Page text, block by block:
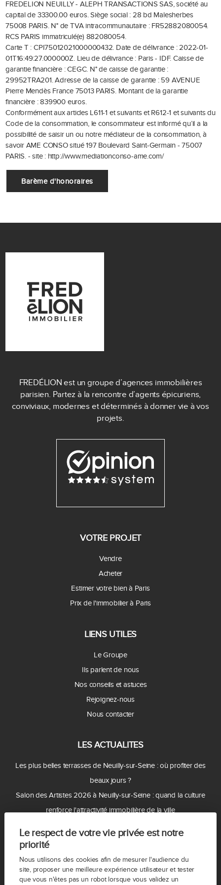
Le respect de votre vie privée est notre
priorité
Nous utilisons des cookies afin de mesurer l'audience du
site, proposer une meilleure expérience utilisateur et tester
que vous n'êtes pas un robot lorsque vous validez un
FREDELION NEUILLY - ALEPH TRANSACTIONS SAS, société au
capital de 33300.00 euros.Siège social : 28 bd Malesherbes
75008 PARIS. N° de TVA intracommunautaire : FR52882080054.
RCS PARIS immatriculé(e) 882080054.
Carte T : CPI75012021000000432. Date de délivrance : 2022-01-
01T16:49:27.000000Z. Lieu de délivrance : Paris - IDF. Caisse de
garantie financière : CEGC. N° de caisse de garantie :
29952TRA201. Adresse de la caisse de garantie : 59 AVENUE
Pierre Mendès France 75013 PARIS. Montant de la garantie
financière : 839900 euros.
Conformément aux articles L611-1 et suivants et R612-1 et suivants du
Code de la consommation, le consommateur est informé qu’il a la
possibilité de saisir un ou notre médiateur de la consommation, à
savoir AME CONSO situé 197 Boulevard Saint-Germain - 75007
PARIS. - site : http://www.mediationconso-ame.com/
Barème d'honoraires
FREDÉLION est un groupe d’agences immobilières
parisien. Partez à la rencontre d’agents épicuriens,
conviviaux, modernes et déterminés à donner vie à vos
projets.
VOTRE PROJET
Vendre
Acheter
Estimer votre bien à Paris
Prix de l'immobilier à Paris
LIENS UTILES
Le Groupe
Ils parlent de nous
Nos conseils et astuces
Rejoignez-nous
Nous contacter
LES ACTUALITES
Les plus belles terrasses de Neuilly-sur-Seine : où profiter des
beaux jours ?
Salon des Artistes 2026 à Neuilly-sur-Seine : quand la culture
renforce l'attractivité immobilière de la ville
Porte Dauphine : une transformation qui renforce l'attractivité
Travaux du pont et du tunnel de Neuilly : quel impact sur le marché